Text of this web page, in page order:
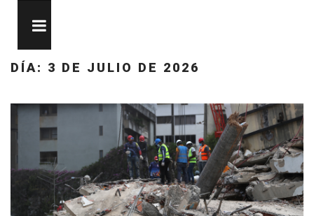
DÍA: 3 DE JULIO DE 2026